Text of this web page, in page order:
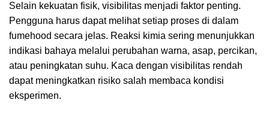
Selain kekuatan fisik, visibilitas menjadi faktor penting.
Pengguna harus dapat melihat setiap proses di dalam
fumehood secara jelas. Reaksi kimia sering menunjukkan
indikasi bahaya melalui perubahan warna, asap, percikan,
atau peningkatan suhu. Kaca dengan visibilitas rendah
dapat meningkatkan risiko salah membaca kondisi
eksperimen.